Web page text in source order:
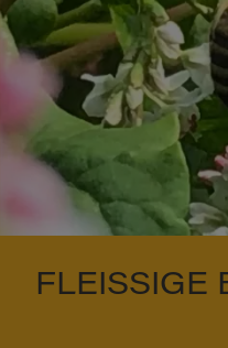
FLEISSIGE